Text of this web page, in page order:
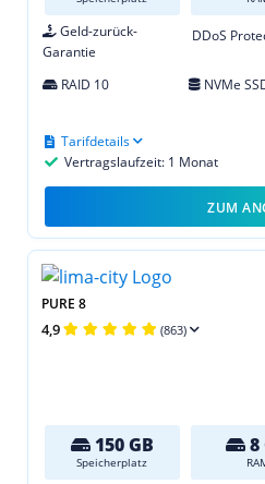
Geld-zurück-
Garantie
DDoS
RAID 10
NVMe
Vertragslaufzeit: 1 Monat
Tarifdetails
ZUM
PURE 8
4,9 (863)
150 GB
Speicherplatz
8